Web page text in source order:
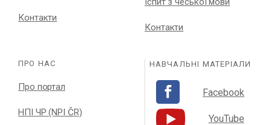
Контакти
Контакти
ПРО НАС
Про портал
НПІ ЧР (NPI ČR)
НАВЧАЛЬНІ МАТЕРІАЛИ
Facebook
YouTube